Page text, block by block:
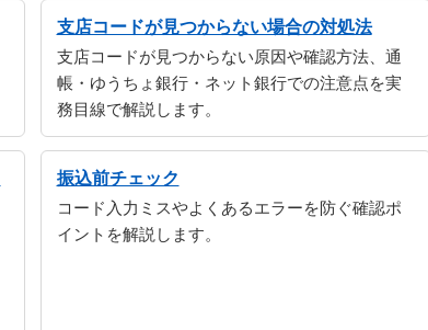
支店コードが見つからない場合の対処法
支店コードが見つからない原因や確認方法、通
帳・ゆうちょ銀行・ネット銀行での注意点を実
務目線で解説します。
振込前チェック
コード入力ミスやよくあるエラーを防ぐ確認ポ
イントを解説します。